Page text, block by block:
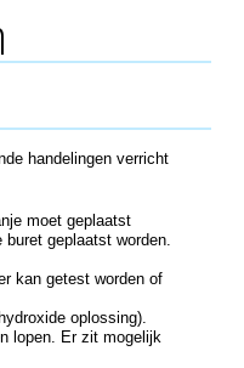
handelingen verricht
moet geplaatst
geplaatst worden.
kan getest worden of
oplossing).
lopen. Er zit mogelijk